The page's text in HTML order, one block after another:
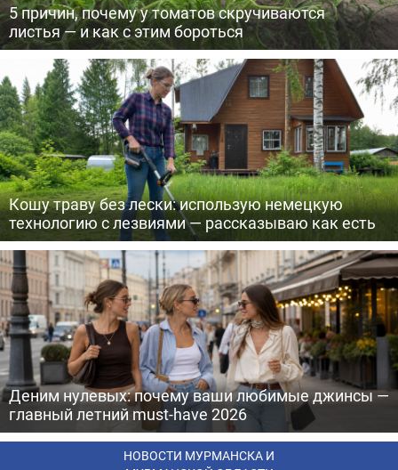
5 причин, почему у томатов скручиваются
листья — и как с этим бороться
Кошу траву без лески: использую немецкую
технологию с лезвиями — рассказываю как есть
Деним нулевых: почему ваши любимые джинсы —
главный летний must-have 2026
НОВОСТИ МУРМАНСКА И